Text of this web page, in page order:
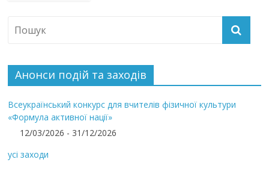
Анонси подій та заходів
Всеукраїнський конкурс для вчителів фізичної культури
«Формула активної нації»
12/03/2026 - 31/12/2026
усі заходи